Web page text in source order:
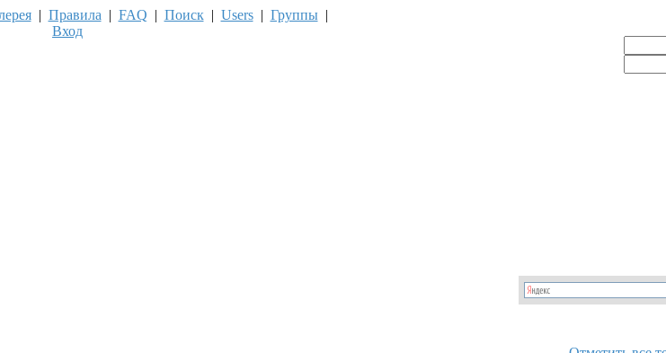
| Правила | FAQ | Поиск| Users| Группы|
Вход